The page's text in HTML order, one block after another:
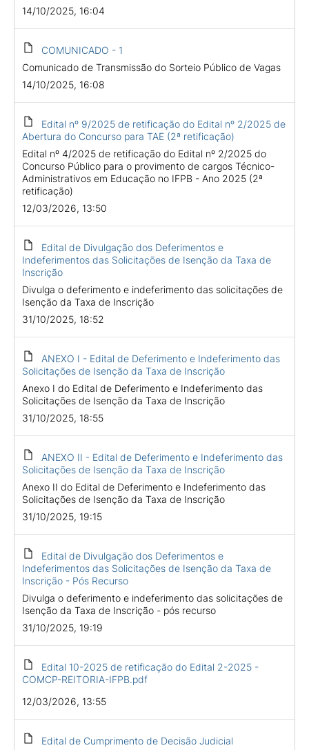
14/10/2025, 16:04
COMUNICADO - 1
Comunicado de Transmissão do Sorteio Público de Vagas
14/10/2025, 16:08
Edital nº 9/2025 de retificação do Edital nº 2/2025 de
Abertura do Concurso para TAE (2ª retificação)
Edital nº 4/2025 de retificação do Edital nº 2/2025 do
Concurso Público para o provimento de cargos Técnico-
Administrativos em Educação no IFPB - Ano 2025 (2ª
retificação)
12/03/2026, 13:50
Edital de Divulgação dos Deferimentos e
Indeferimentos das Solicitações de Isenção da Taxa de
Inscrição
Divulga o deferimento e indeferimento das solicitações de
Isenção da Taxa de Inscrição
31/10/2025, 18:52
ANEXO I - Edital de Deferimento e Indeferimento das
Solicitações de Isenção da Taxa de Inscrição
Anexo I do Edital de Deferimento e Indeferimento das
Solicitações de Isenção da Taxa de Inscrição
31/10/2025, 18:55
ANEXO II - Edital de Deferimento e Indeferimento das
Solicitações de Isenção da Taxa de Inscrição
Anexo II do Edital de Deferimento e Indeferimento das
Solicitações de Isenção da Taxa de Inscrição
31/10/2025, 19:15
Edital de Divulgação dos Deferimentos e
Indeferimentos das Solicitações de Isenção da Taxa de
Inscrição - Pós Recurso
Divulga o deferimento e indeferimento das solicitações de
Isenção da Taxa de Inscrição - pós recurso
31/10/2025, 19:19
Edital 10-2025 de retificação do Edital 2-2025 -
COMCP-REITORIA-IFPB.pdf
12/03/2026, 13:55
Edital de Cumprimento de Decisão Judicial